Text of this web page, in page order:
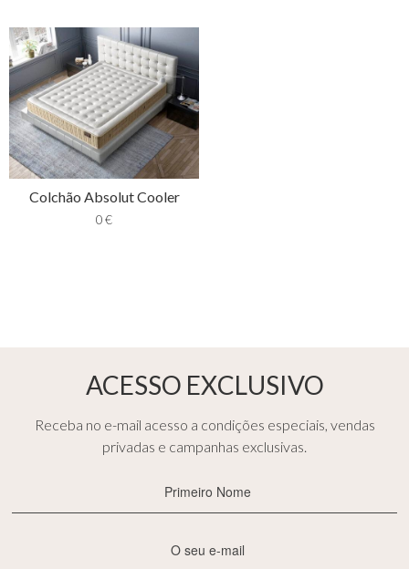
Colchão Absolut Cooler
0€
ACESSO EXCLUSIVO
Receba no e-mail acesso a condições especiais, vendas
privadas e campanhas exclusivas.
Nome
mail